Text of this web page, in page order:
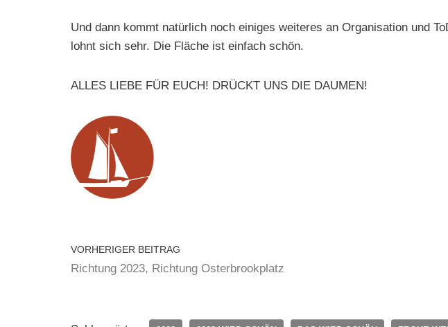
Und dann kommt natürlich noch einiges weiteres an Organisation und
lohnt sich sehr. Die Fläche ist einfach schön.
ALLES LIEBE FÜR EUCH! DRÜCKT UNS DIE DAUMEN!
VORHERIGER BEITRAG
Richtung 2023, Richtung Osterbrookplatz